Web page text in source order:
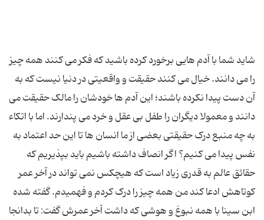
شاید شما با آدم هایی برخورد کرده باشید که فکر می کنند همه چیز
را می دانند. خیال می کنند حقیقت و واقعیتی در دنیا نیست که به
آن دست پیدا نکرده باشند؛ این آدم ها خودشان را مالک حقیقت می
دانند و معمولا دیگران را طفل بی عقل و خرد می پندارند. اما با اتکاء
به چه منبع درک حقیقتی بعضی از ما انسان ها تا این حد اعتماد به
نفس پیدا می کنیم؟ اگر انصاف داشته باشیم باید بپذیریم که
حقائق عالم به قدری زیاد است که هیچکس نمی تواند در آخر عمر
کوتاهش ادعا کند من همه چیز را درک کردم و فهمیدم. گفته شده
ابن سینا با همه نبوغ و هوشی که داشت آخر عمرش گفت: تا بدانجا